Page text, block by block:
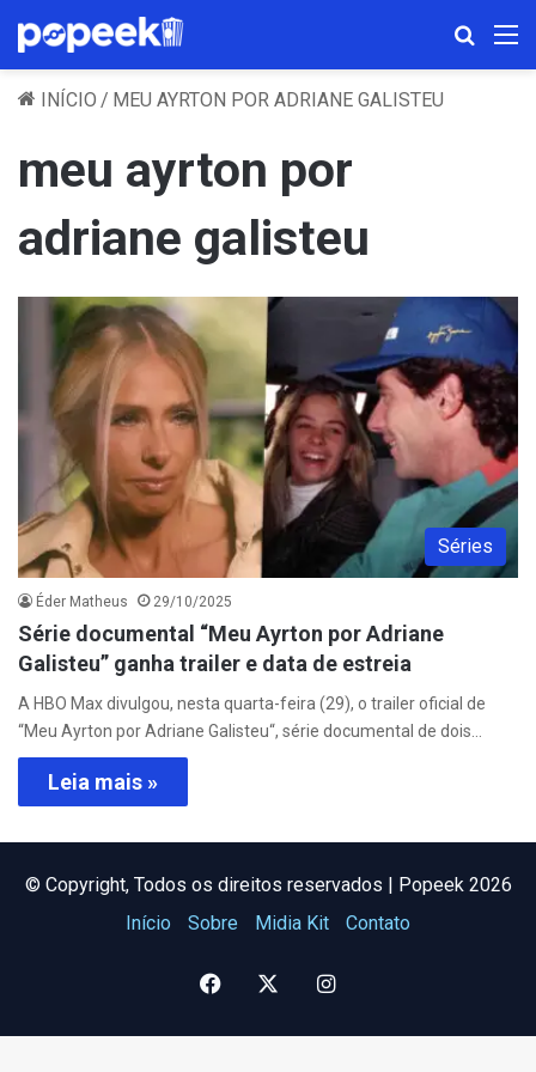
INÍCIO / MEU AYRTON POR ADRIANE GALISTEU
meu ayrton por
adriane galisteu
Séries
Éder Matheus 29/10/2025
Série documental “Meu Ayrton por Adriane
Galisteu” ganha trailer e data de estreia
A HBO Max divulgou, nesta quarta-feira (29), o trailer oficial de
“Meu Ayrton por Adriane Galisteu“, série documental de dois…
Leia mais »
©️ Copyright, Todos os direitos reservados | Popeek 2026
Início
Sobre Midia Kit Contato
Facebook Instagram